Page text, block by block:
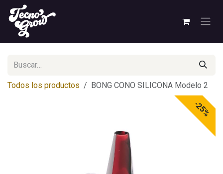
Ir al contenido
Todos los productos BONG CONO SILICONA Modelo 2
-25%